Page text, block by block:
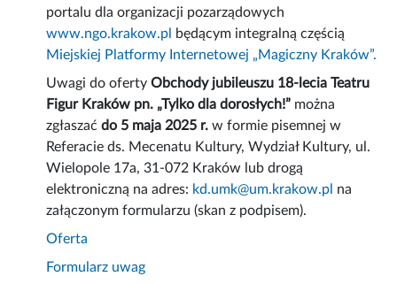
portalu dla organizacji pozarządowych
www.ngo.krakow.pl
będącym integralną częścią
Miejskiej Platformy Internetowej „Magiczny Kraków”.
Uwagi do ofertyObchody jubileuszu 18-lecia Teatru
Figur Kraków pn. „Tylko dla dorosłych!” można
zgłaszaćdo 5 maja 2025 r. w formie pisemnej w
Referacie ds. Mecenatu Kultury, Wydział Kultury, ul.
Wielopole 17a, 31-072 Kraków lub drogą
elektroniczną na adres: kd.umk@um.krakow.pl na
załączonym formularzu (skan z podpisem).
Oferta
Formularz uwag